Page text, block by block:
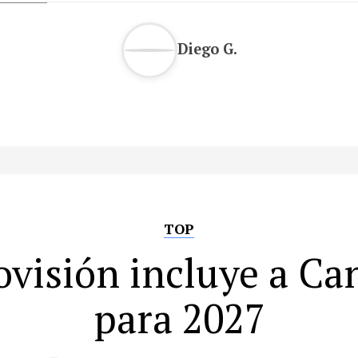
Diego G.
TOP
incluye a
para 2027